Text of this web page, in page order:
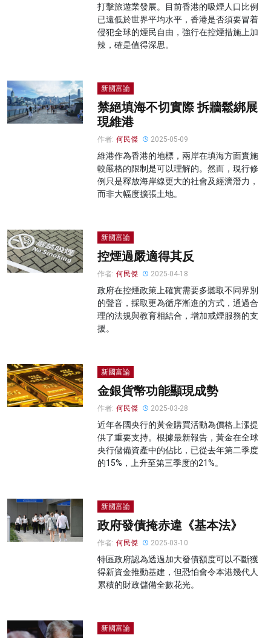
打擊旅遊業發展。目前香港的吸煙人口比例
已遠低於世界平均水平，香港是否須要冒着
侵犯全球的煙民自由，強行在控煙措施上加
辣，確是值得深思。
新國富論
禁絕填海不切實際 拆牆鬆綁展
現維港
作者: 何民傑 2025-05-09
維港作為香港的地標，兩岸在填海方面實施
較嚴格的限制是可以理解的。然而，現行修
例只是釋放海岸線更大的社會及經濟潛力，
而非大幅度擴張土地。
新國富論
控煙過嚴適得其反
作者: 何民傑 2025-04-18
政府在控煙政策上確實需要多聽取不同界別
的聲音，採取更為循序漸進的方式，通過合
理的法規與教育相結合，增加戒煙服務的支
援。
新國富論
金銀貨幣功能顯現成勢
作者: 何民傑 2025-03-28
近年各國央行的黃金購買活動為價格上漲提
供了重要支持。根據最新報告，黃金在全球
央行儲備資產中的佔比，已從去年第二季度
的15%，上升至第三季度的21%。
新國富論
政府發債掩赤違《基本法》
作者: 何民傑 2025-03-10
特區政府認為透過加大發債額度可以不斷獲
得新資金推動基建，但恐怕會令本港幾代人
累積的財政儲備全數花光。
新國富論